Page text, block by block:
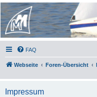
Micro Magic Forum
Deutschland
FAQ
Webseite Foren-Übersicht
Impressum